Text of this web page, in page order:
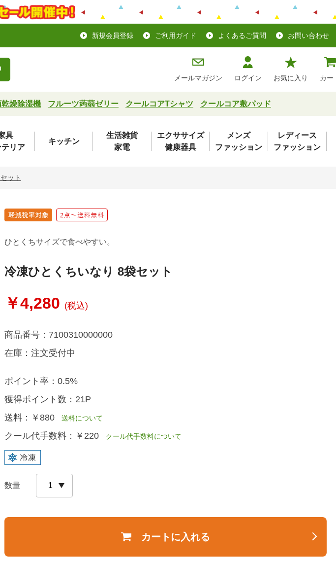
新規会員登録 ご利用ガイド よくあるご質問 お問い合わせ
メールマガジン ログイン お気に入り カー
燥除湿機 フルーツ蒟蒻ゼリー クールコアTシャツ クールコア敷パッド
具
テリア
キッチン
生活雑貨
家電
エクササイズ
健康器具
メンズ
ファッション
レディース
ファッション
ット
ひとくちサイズで食べやすい。
冷凍ひとくちいなり 8袋セット
￥4,280 (税込)
商品番号： 7100310000000
在庫： 注文受付中
ポイント率： 0.5%
獲得ポイント数： 21P
送料： ￥880送料について
クール代手数料： ￥220クール代手数料について
数量
カートに入れる